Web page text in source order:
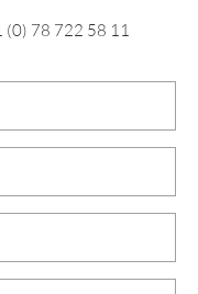
(0) 78 722 58 11